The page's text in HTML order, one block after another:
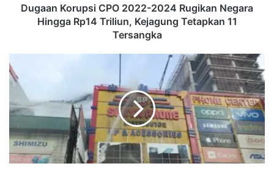
Triliun,
Kejagung
Tersangka
Dugaan Korupsi CPO 2022-2024 Rugikan Negara
Hingga Rp14 Triliun, Kejagung Tetapkan 11
Tersangka
Hanguskan
Lantai
Toko
Phone
di
Samarinda